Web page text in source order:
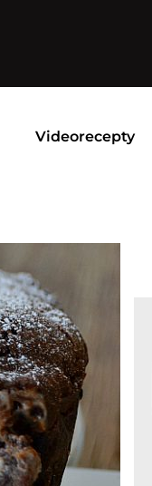
Videorecepty